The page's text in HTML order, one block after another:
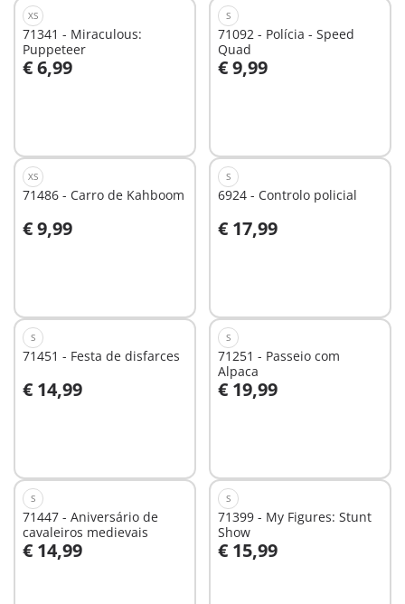
XS
71341 - Miraculous:
Puppeteer
€ 6,99
Ao carrinho
S
71092 - Polícia - Speed
Quad
€ 9,99
Ao carrinho
XS
71486 - Carro de Kahboom
€ 9,99
S
6924 - Controlo policial
€ 17,99
S
71451 - Festa de disfarces
€ 14,99
S
71251 - Passeio com
Alpaca
€ 19,99
S
71447 - Aniversário de
cavaleiros medievais
€ 14,99
S
71399 - My Figures: Stunt
Show
€ 15,99